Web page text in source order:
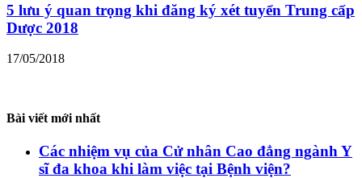
5 lưu ý quan trọng khi đăng ký xét tuyển Trung cấp
Dược 2018
17/05/2018
Bài viết mới nhất
Các nhiệm vụ của Cử nhân Cao đẳng ngành Y
sĩ đa khoa khi làm việc tại Bệnh viện?